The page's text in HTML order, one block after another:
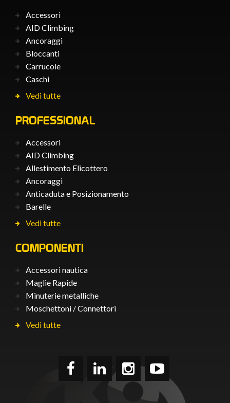
Accessori
AID Climbing
Ancoraggi
Bloccanti
Carrucole
Caschi
Vedi tutte
PROFESSIONAL
Accessori
AID Climbing
Allestimento Elicottero
Ancoraggi
Anticaduta e Posizionamento
Barelle
Vedi tutte
COMPONENTI
Accessori nautica
Maglie Rapide
Minuterie metalliche
Moschettoni / Connettori
Vedi tutte